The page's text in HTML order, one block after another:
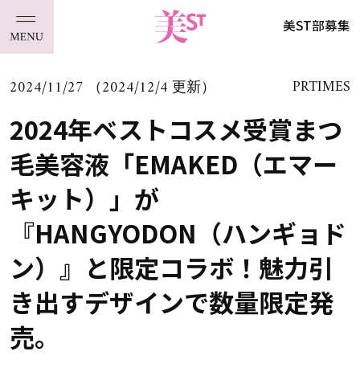
美ST部募集
2024/11/27 （2024/12/4 更新） PRTIMES
2024年ベストコスメ受賞まつ
毛美容液「EMAKED（エマー
キット）」が
『HANGYODON（ハンギョド
ン）』と限定コラボ！魅力引
き出すデザインで数量限定発
売。